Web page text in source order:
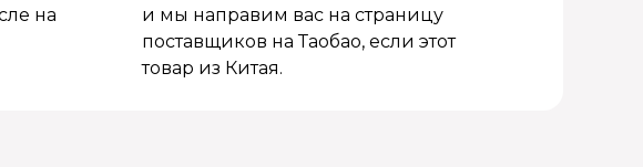
на
и мы направим вас на страницу
поставщиков на Таобао, если этот
товар из Китая.